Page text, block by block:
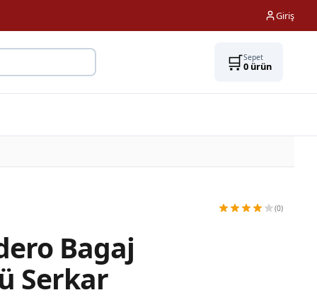
Giriş
🛒Sepet
0ürün
(0)
Bagaj
Serkar